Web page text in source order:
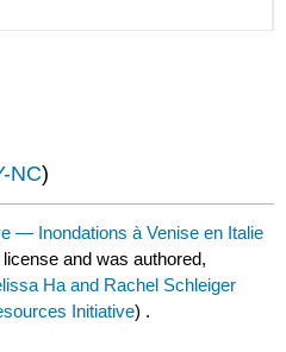
NC)
— Inondations à Venise en Italie
license and was authored,
Ha and Rachel Schleiger
Initiative) .